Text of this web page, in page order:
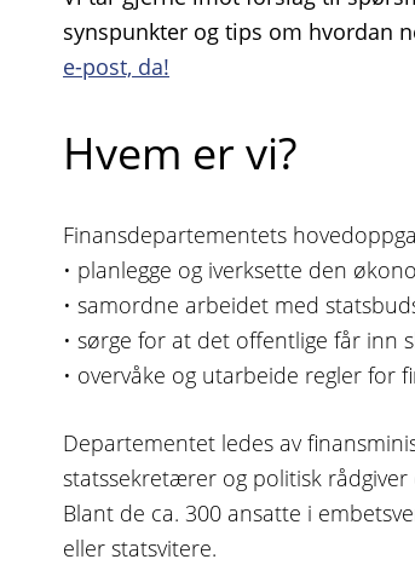
synspunkter og tips om hvordan
e-post, da!
Hvem er vi?
Finansdepartementets
• planlegge og iverksette den
• samordne arbeidet med
• sørge for at det offentlige får inn
• overvåke og utarbeide regler for
Departementet ledes av
statssekretærer og politisk rådgiver
Blant de ca. 300 ansatte i
eller statsvitere.